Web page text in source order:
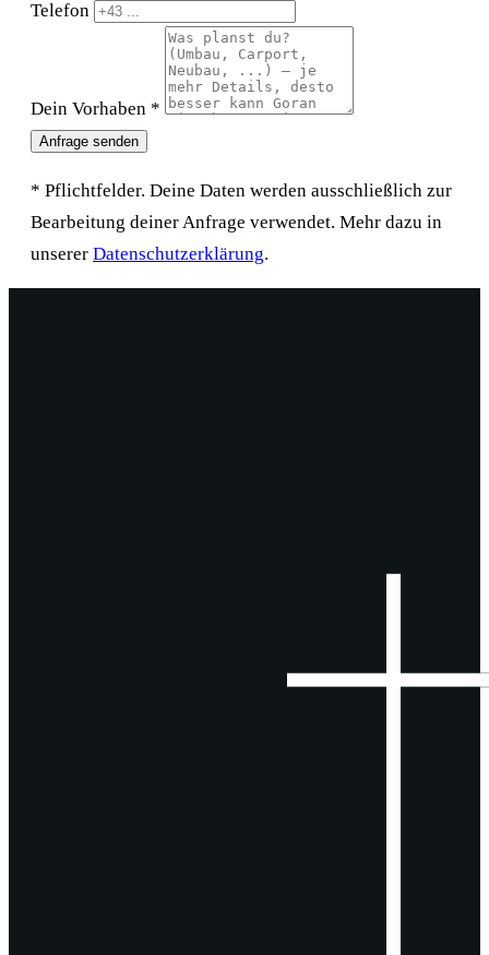
Telefon
Dein Vorhaben *
Anfrage senden
* Pflichtfelder. Deine Daten werden ausschließlich zur
Bearbeitung deiner Anfrage verwendet. Mehr dazu in
unserer Datenschutzerklärung.